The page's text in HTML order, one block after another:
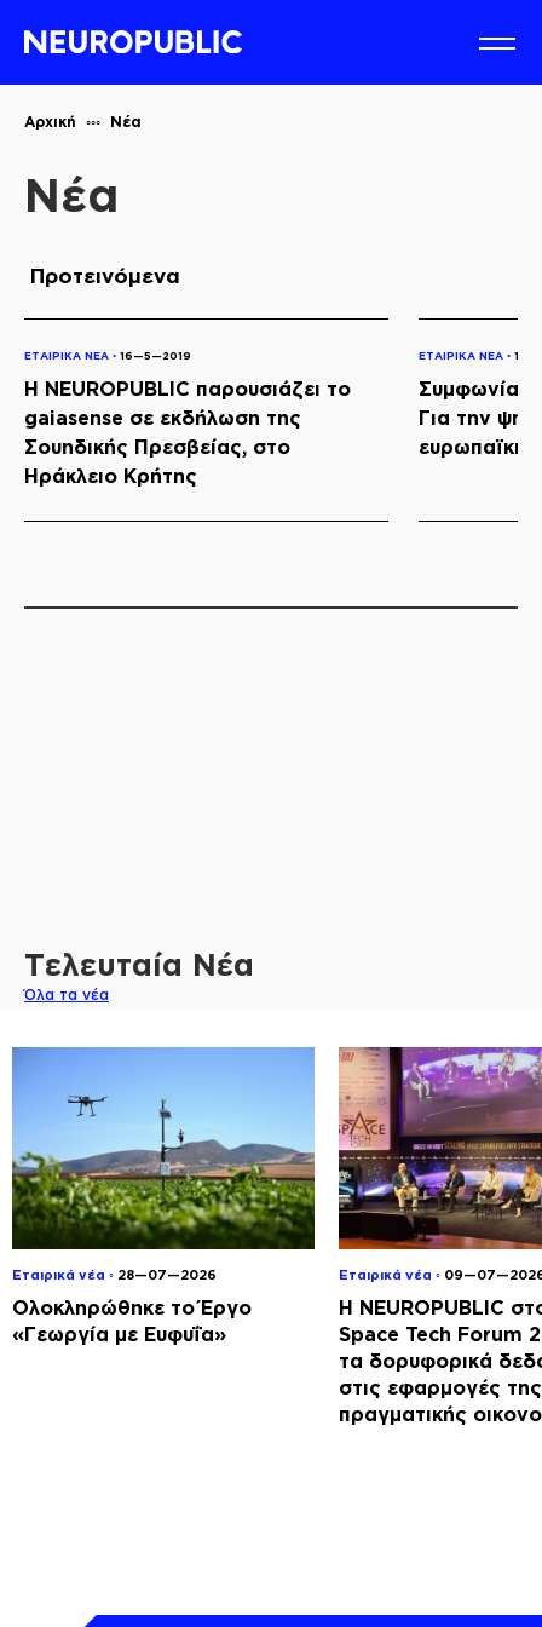
Αρχική Νέα
Νέα
Προτεινόμενα
ΕΤΑΙΡΙΚΑ ΝΕΑ ◦ 16—5—2019
Η NEUROPUBLIC παρουσιάζει το
gaiasense σε εκδήλωση της
Σουηδικής Πρεσβείας, στο
Ηράκλειο Κρήτης
ΕΤΑΙΡΙΚΑ ΝΕΑ ◦
Συμφωνία
Για την
Τελευταία Νέα
Όλα τα νέα
Εταιρικά νέα ◦ 28—07—2026
Ολοκληρώθηκε το Έργο
«Γεωργία με Ευφυΐα»
Εταιρικά νέα ◦
Η NEUROPUBLIC
Space Tech Forum
τα δορυφορικά
στις εφαρμογές της
πραγματικής